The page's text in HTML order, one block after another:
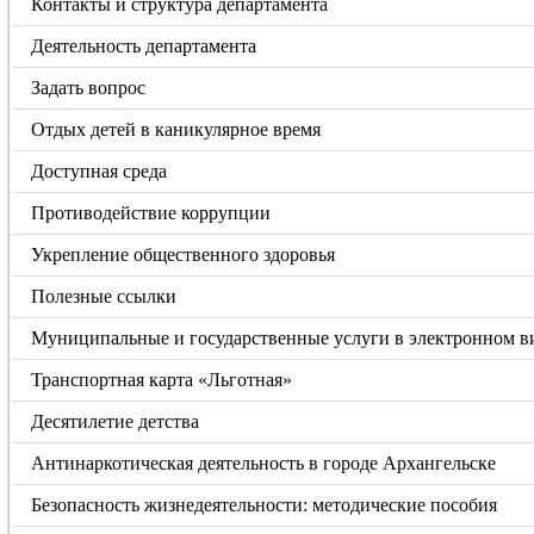
Контакты и структура департамента
Деятельность департамента
Задать вопрос
Отдых детей в каникулярное время
Доступная среда
Противодействие коррупции
Укрепление общественного здоровья
Полезные ссылки
Муниципальные и государственные услуги в электронном
Транспортная карта «Льготная»
Десятилетие детства
Антинаркотическая деятельность в городе Архангельске
Безопасность жизнедеятельности: методические пособия